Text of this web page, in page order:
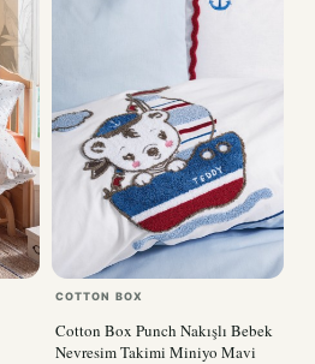
COTTON BOX
Cotton Box Punch Nakışlı Bebek
Nevresim Takimi Miniyo Mavi